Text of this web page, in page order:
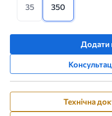
35 350
Додати
Технічна